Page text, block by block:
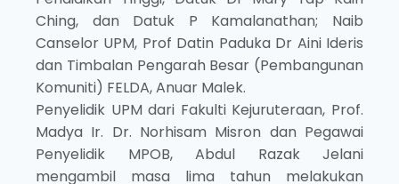
Ching, dan Datuk P Kamalanathan; Naib
Canselor UPM, Prof Datin Paduka Dr Aini Ideris
dan Timbalan Pengarah Besar (Pembangunan
Komuniti) FELDA, Anuar Malek.
Penyelidik UPM dari Fakulti Kejuruteraan, Prof.
Madya Ir. Dr. Norhisam Misron dan Pegawai
Penyelidik MPOB, Abdul Razak Jelani
mengambil masa lima tahun melakukan